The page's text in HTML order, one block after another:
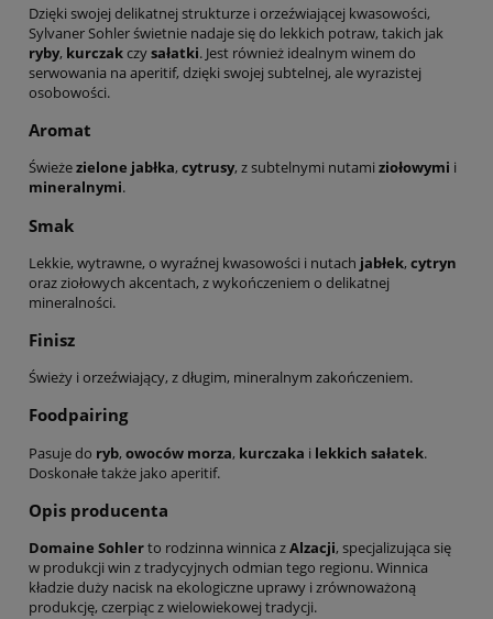
Dzięki swojej delikatnej strukturze i orzeźwiającej kwasowości,
Sylvaner Sohler świetnie nadaje się do lekkich potraw, takich jak
ryby, kurczakczysałatki. Jest również idealnym winem do
serwowania na aperitif, dzięki swojej subtelnej, ale wyrazistej
osobowości.
Aromat
Świeżezielone jabłka, cytrusy, z subtelnymi nutami ziołowymi i
mineralnymi.
Smak
Lekkie, wytrawne, o wyraźnej kwasowości i nutach jabłek, cytryn
oraz ziołowych akcentach, z wykończeniem o delikatnej
mineralności.
Finisz
Świeży i orzeźwiający, z długim, mineralnym zakończeniem.
Foodpairing
Pasuje do ryb, owoców morza, kurczaka i lekkich sałatek.
Doskonałe także jako aperitif.
Opis producenta
Domaine Sohlerto rodzinna winnica zAlzacji, specjalizująca się
w produkcji win z tradycyjnych odmian tego regionu. Winnica
kładzie duży nacisk na ekologiczne uprawy i zrównoważoną
produkcję, czerpiąc z wielowiekowej tradycji.